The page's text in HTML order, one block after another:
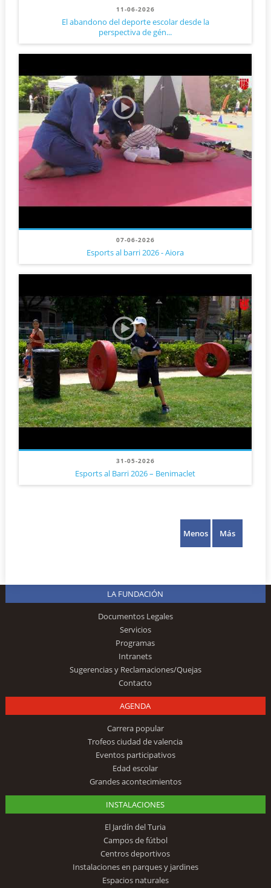
11-06-2026
El abandono del deporte escolar desde la
perspectiva de gén...
07-06-2026
Esports al barri 2026 - Aiora
31-05-2026
Esports al Barri 2026 – Benimaclet
Menos Más
LA FUNDACIÓN
Documentos Legales
Servicios
Programas
Intranets
Sugerencias y Reclamaciones/Quejas
Contacto
AGENDA
Carrera popular
Trofeos ciudad de valencia
Eventos participativos
Edad escolar
Grandes acontecimientos
INSTALACIONES
El Jardín del Turia
Campos de fútbol
Centros deportivos
Instalaciones en parques y jardines
Espacios naturales